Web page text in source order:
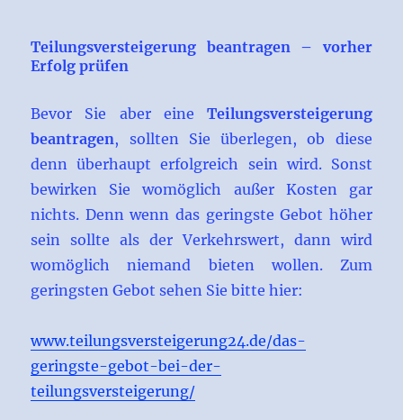
Teilungsversteigerung beantragen – vorher
Erfolg prüfen
Bevor Sie aber eine Teilungsversteigerung
beantragen, sollten Sie überlegen, ob diese
denn überhaupt erfolgreich sein wird. Sonst
bewirken Sie womöglich außer Kosten gar
nichts. Denn wenn das geringste Gebot höher
sein sollte als der Verkehrswert, dann wird
womöglich niemand bieten wollen. Zum
geringsten Gebot sehen Sie bitte hier:
www.teilungsversteigerung24.de/das-
geringste-gebot-bei-der-
teilungsversteigerung/